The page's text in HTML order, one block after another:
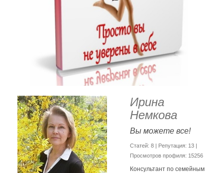
Ирина
Немкова
Вы можете все!
Cтатей: 8 | Репутация: 13 |
Просмотров профиля: 15256
Консультант по семейным